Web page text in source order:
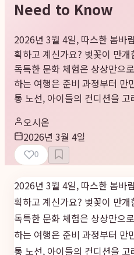
Need to Know
2026년 3월 4일, 따스한 봄바
획하고 계신가요? 벚꽃이 만
독특한 문화 체험은 상상만으
하는 여행은 준비 과정부터 만
통 노선, 아이들의 컨디션을
오시온
2026년 3월 4일
0
2026년 3월 4일, 따스한 봄바
획하고 계신가요? 벚꽃이 만
독특한 문화 체험은 상상만으
하는 여행은 준비 과정부터 만
통 노선, 아이들의 컨디션을